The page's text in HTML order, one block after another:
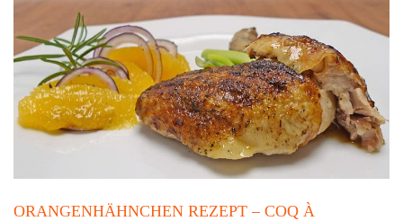
ORANGENHÄHNCHEN REZEPT – COQ À